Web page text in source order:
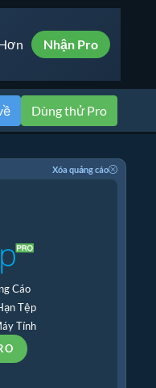
Nhận Pro
Dùng thử Pro
Xóa quảng cáo
Cáo
Tệp
Tính